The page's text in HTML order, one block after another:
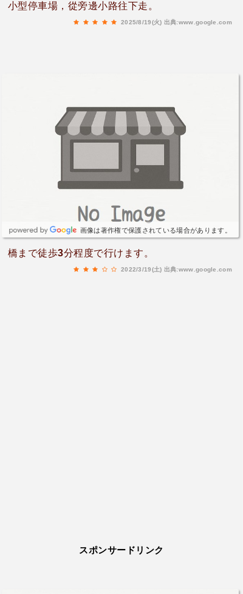
小型停車場，從旁邊小路往下走。
2025/8/19(火) 出典:www.google.com
画像は著作権で保護されている場合があります。
橋まで徒歩3分程度で行けます。
2022/3/19(土) 出典:www.google.com
スポンサードリンク